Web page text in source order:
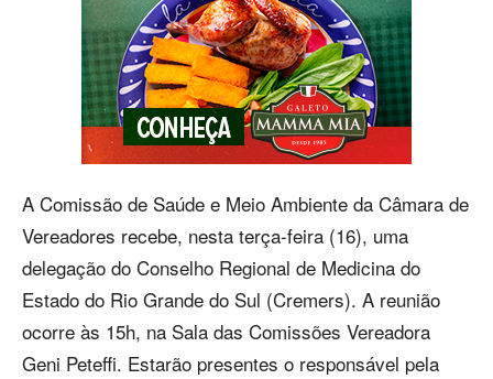
A Comissão de Saúde e Meio Ambiente da Câmara de
Vereadores recebe, nesta terça-feira (16), uma
delegação do Conselho Regional de Medicina do
Estado do Rio Grande do Sul (Cremers). A reunião
ocorre às 15h, na Sala das Comissões Vereadora
Geni Peteffi. Estarão presentes o responsável pela